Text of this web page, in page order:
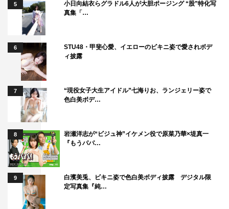
『ダウ90000 深夜1時の内風呂で』
フジテレビ（関東ローカル）
2022年9月28日（水）深夜1時20分～2時20分
ダウ90000
5
小日向結衣らグラドル6人が大胆ポージング “股”特化写
真集「…
6
STU48・甲斐心愛、イエローのビキニ姿で愛されボデ
ィ披露
7
“現役女子大生アイドル”七海りお、ランジェリー姿で
色白美ボデ…
8
岩瀬洋志が“ビジュ神”イケメン役で原菜乃華×堤真一
『もうパパ…
9
白濱美兎、ビキニ姿で色白美ボディ披露 デジタル限
定写真集『純…